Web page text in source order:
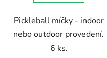
Pickleball míčky - indoor
nebo outdoor provedení.
6 ks.